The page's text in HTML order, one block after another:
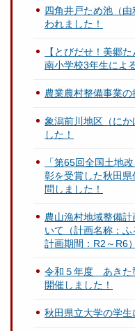
四角井戸ため池（
われました！
【とびだせ！美郷
南小学校3年生によ
農業農村整備事業
象潟前川地区（に
した！
「第65回全国土地
彰を受賞した秋田
問しました！
農山漁村地域整備
いて（計画名称：
計画期間：R2～R6）
令和５年度 あきた
開催しました！
秋田県立大学の学生